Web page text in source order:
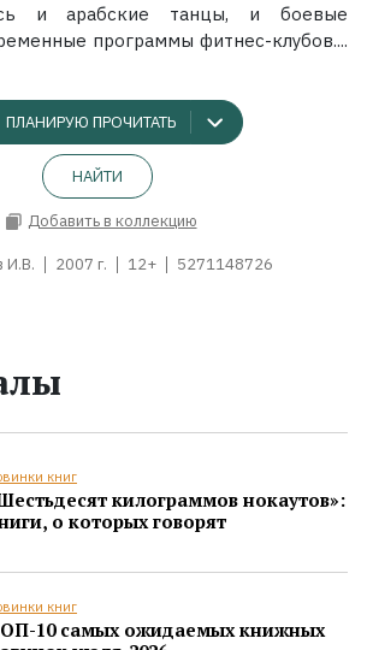
и арабские танцы, и боевые
программы фитнес-клубов....
ПЛАНИРУЮ ПРОЧИТАТЬ
НАЙТИ
Добавить в коллекцию
И.В. 2007 г. 12+ 5271148726
книг
килограммов нокаутов»:
о которых говорят
книг
10 самых ожидаемых книжных